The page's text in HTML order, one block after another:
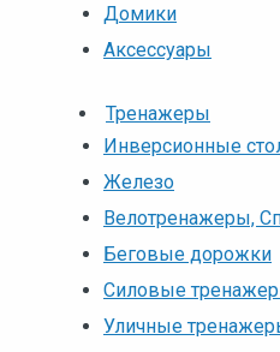
Домики
Аксессуары
Тренажеры
Инверсионные
Железо
Велотренажеры,
Беговые дорожки
Силовые
Уличные